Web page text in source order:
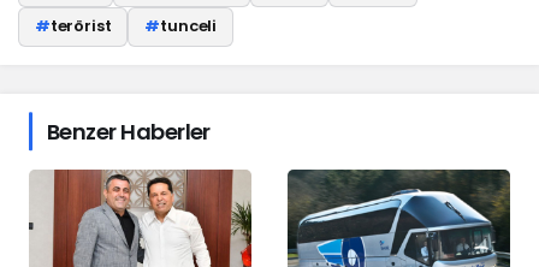
#terörist #tunceli
Benzer Haberler